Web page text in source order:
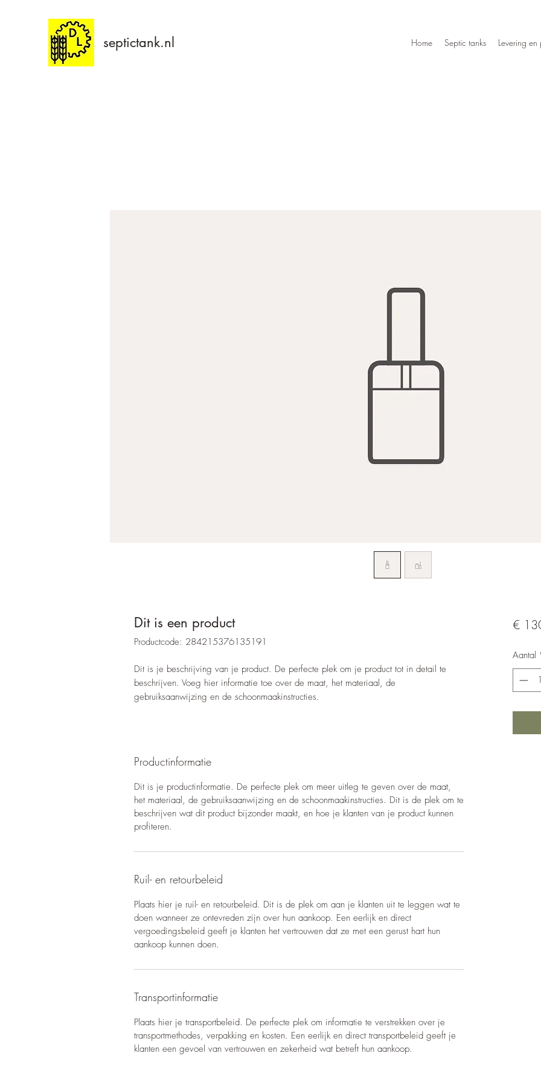
septictank.nl Home Septic tanks Levering en
Dit is een product
Productcode: 284215376135191
Dit is je beschrijving van je product. De perfecte plek om je product tot in detail te
beschrijven. Voeg hier informatie toe over de maat, het materiaal, de
gebruiksaanwijzing en de schoonmaakinstructies.
Productinformatie
Dit is je productinformatie. De perfecte plek om meer uitleg te geven over de maat,
het materiaal, de gebruiksaanwijzing en de schoonmaakinstructies. Dit is de plek om te
beschrijven wat dit product bijzonder maakt, en hoe je klanten van je product kunnen
profiteren.
Ruil- en retourbeleid
Plaats hier je ruil- en retourbeleid. Dit is de plek om aan je klanten uit te leggen wat te
doen wanneer ze ontevreden zijn over hun aankoop. Een eerlijk en direct
vergoedingsbeleid geeft je klanten het vertrouwen dat ze met een gerust hart hun
aankoop kunnen doen.
Transportinformatie
Plaats hier je transportbeleid. De perfecte plek om informatie te verstrekken over je
transportmethodes, verpakking en kosten. Een eerlijk en direct transportbeleid geeft je
klanten een gevoel van vertrouwen en zekerheid wat betreft hun aankoop.
€
Aantal